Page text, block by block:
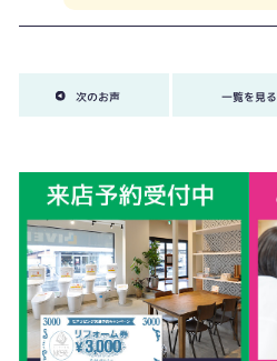
次のお声 一覧を見る